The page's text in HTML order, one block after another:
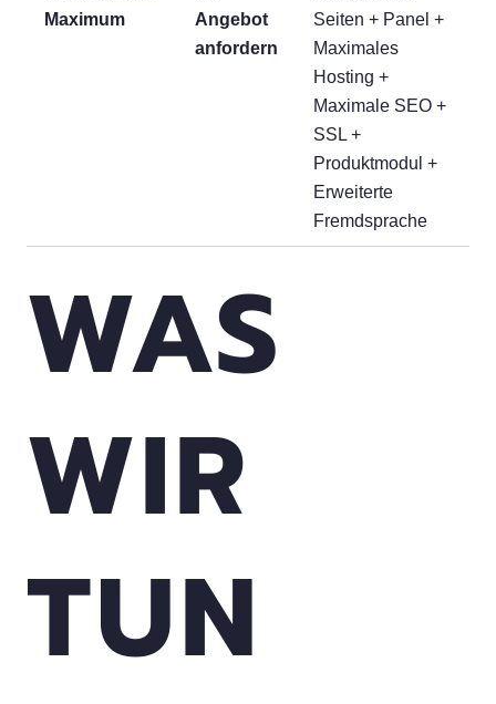
Maximum
Angebot
anfordern
Seiten + Panel +
Maximales
Hosting +
Maximale SEO +
SSL +
Produktmodul +
Erweiterte
Fremdsprache
WAS
WIR
TUN